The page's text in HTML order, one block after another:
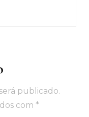
publicado.
com *